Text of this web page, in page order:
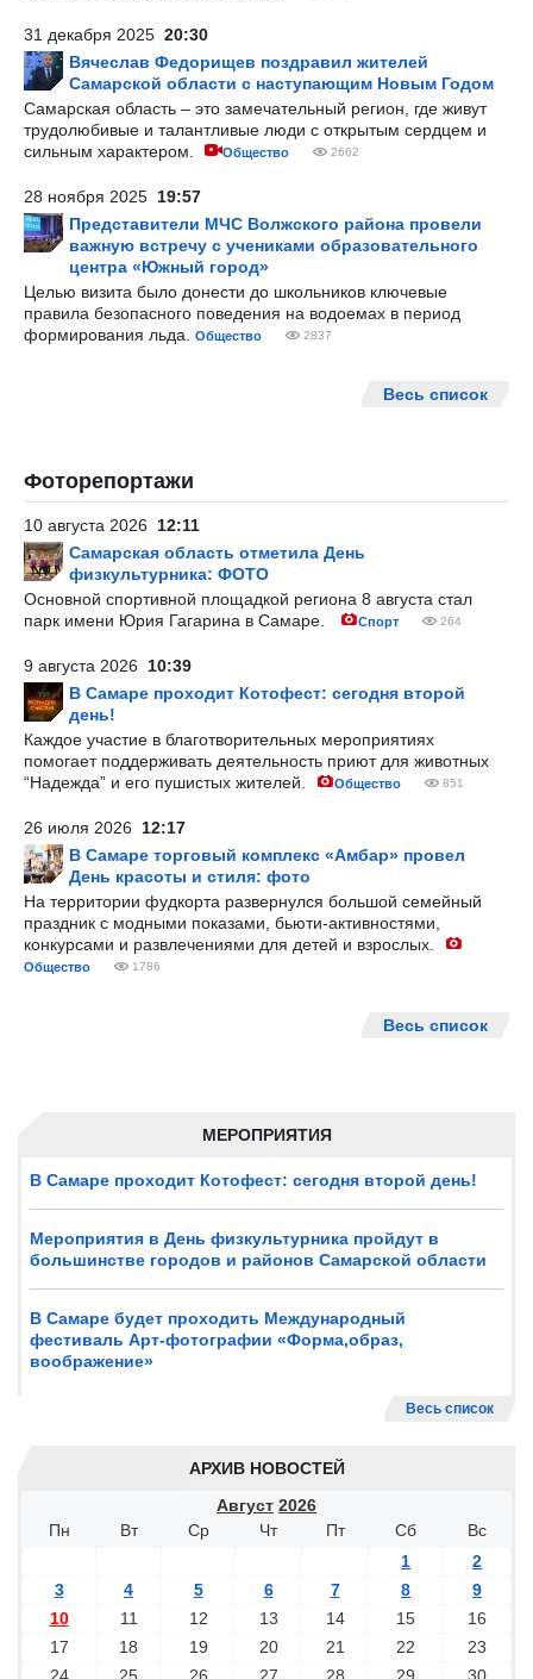
МЕРОПРИЯТИЯ
В Самаре проходит Котофест: сегодня второй день!
Мероприятия в День физкультурника пройдут в
большинстве городов и районов Самарской области
В Самаре будет проходить Международный
фестиваль Арт-фотографии «Форма,образ,
воображение»
Весь список
АРХИВ НОВОСТЕЙ
Август 2026
Пн
Вт Ср Чт Пт Сб
Вс
1
2
3
4 5 6 7 8
9
10
11 12 13 14 15
16
17
18 19 20 21 22
23
31 декабря 2025 20:30
Вячеслав Федорищев поздравил жителей
Самарской области с наступающим Новым Годом
Самарская область – это замечательный регион, где живут
трудолюбивые и талантливые люди с открытым сердцем и
сильным характером.
Общество 2662
28 ноября 2025 19:57
Представители МЧС Волжского района провели
важную встречу с учениками образовательного
центра «Южный город»
Целью визита было донести до школьников ключевые
правила безопасного поведения на водоемах в период
формирования льда.
Общество 2837
Весь список
Фоторепортажи
10 августа 2026 12:11
Самарская область отметила День
физкультурника: ФОТО
Основной спортивной площадкой региона 8 августа стал
парк имени Юрия Гагарина в Самаре.
Спорт 264
9 августа 2026 10:39
В Самаре проходит Котофест: сегодня второй
день!
Каждое участие в благотворительных мероприятиях
помогает поддерживать деятельность приют для животных
“Надежда” и его пушистых жителей.
Общество 851
26 июля 2026 12:17
В Самаре торговый комплекс «Амбар» провел
День красоты и стиля: фото
На территории фудкорта развернулся большой семейный
праздник с модными показами, бьюти-активностями,
конкурсами и развлечениями для детей и взрослых.
Общество 1786
Весь список